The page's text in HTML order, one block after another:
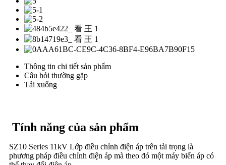
Thông tin chi tiết sản phẩm
Câu hỏi thường gặp
Tải xuống
Tính năng của sản phẩm
SZ10 Series 11kV Lớp điều chỉnh điện áp trên tải trọng là
phương pháp điều chỉnh điện áp mà theo đó một máy biến áp có